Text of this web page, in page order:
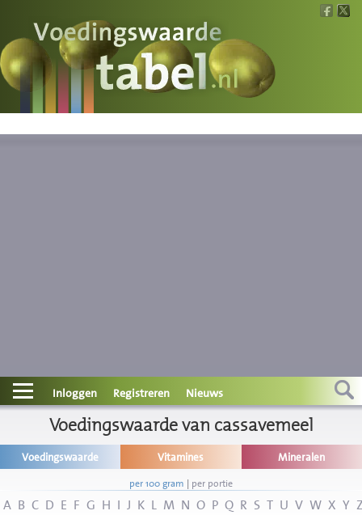
Voedingswaarde
Wat is wat?
Contact
Informatie
Disclaimer
Inloggen Registreren Nieuws
Voedingswaarde van cassavemeel
Voedingswaarde Vitamines Mineralen
per 100 gram | per portie
A B C D E F G H I J K L M N O P Q R S T U V W X Y